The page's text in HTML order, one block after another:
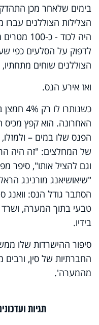
בימים שלאחר מכן
הצלילות הצוללנים
היה לכוד
לדפוק על הסלעים כפי
הצוללנים שוחים
ואז אירע הנס.
כשנותרו
האחרונה. הוא קפץ מכיס
הפנס שלו במים –
של המחלצים: "זה היה
וגם להציל אותו", סיפר
"שיאושיאנג מורנינג
הסתבר גודל הנס: וואנג
טבעי בתוך המערה,
בידיו.
סיפור ההישרדות שלו
החברתיות של סין,
מהמערה'.
תגיות